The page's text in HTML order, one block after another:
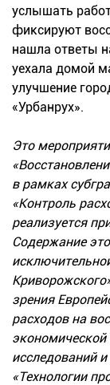
услышать
фиксируют
нашла ответы
уехала домой
улучшение
«Урбанрух».
Это
в рамках
«Контроль
реализуется
Содержание
зрения
расходов на
экономической
исследований
«Технологии